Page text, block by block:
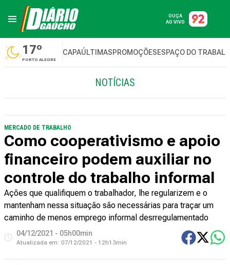
OUÇA
AO VIVO
17º
PORTO ALEGRE
CAPAÚLTIMASPROMOÇÕESESPAÇO DO
NOTÍCIAS
MERCADO DE TRABALHO
Como cooperativismo e apoio
financeiro podem auxiliar no
controle do trabalho informal
Ações que qualifiquem o trabalhador, lhe regularizem e o
mantenham nessa situação são necessárias para traçar um
caminho de menos emprego informal desrregulamentado
04/12/2021 - 05h00min
Atualizada em: 07/12/2021 - 12h13min